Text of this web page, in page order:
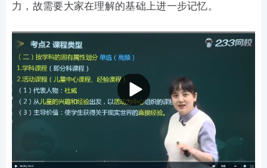
力，故需要大家在理解的基础上进一步记忆。
课程类型会怎考察？